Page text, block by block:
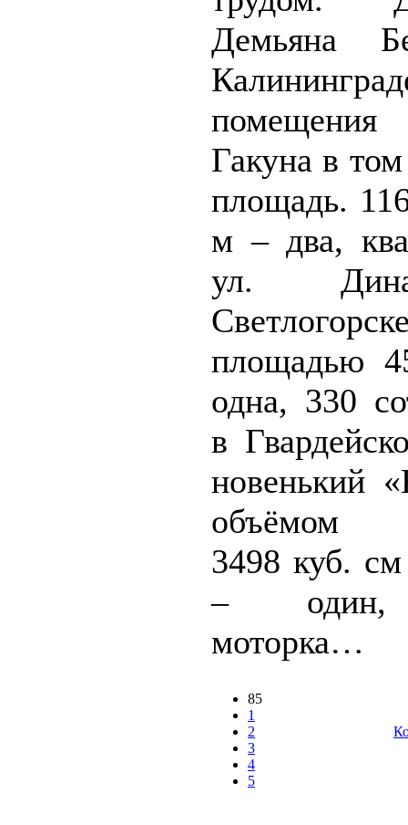
Демьяна
Гакуна в
площадь.
м – два,
ул.
площадью
одна, 330
в
новенький
объёмом
3498 куб.
– один,
моторка…
85
1
2
3
4
5